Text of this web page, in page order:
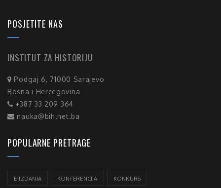
POSJETITE NAS
INSTITUT ZA HISTORIJU
Podgaj 6, 71000 Sarajevo
Bosna i Hercegovina
+387 33 209 364
nauka@bih.net.ba
POPULARNE PRETRAGE
E-IZDANJA KONFERENCIJA KONKURS